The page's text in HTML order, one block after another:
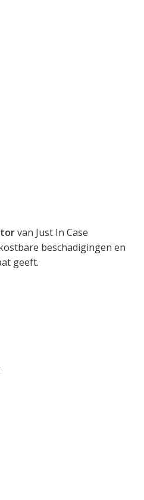
van Just In Case
beschadigingen en
geeft.
eenvoudig te
gegarandeerd perfect